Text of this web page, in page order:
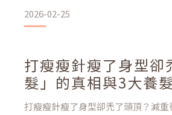
園異象——當「能量飲料」變成學生
2026-02-25
打瘦瘦針瘦了身型
髮」的真相與3大養
打瘦瘦針瘦了身型卻禿了頭頂？減